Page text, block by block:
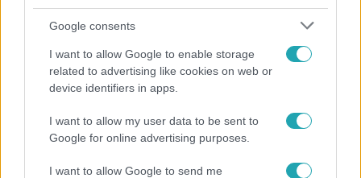
Google consents
I want to allow Google to enable storage
related to advertising like cookies on web or
device identifiers in apps.
I want to allow my user data to be sent to
Google for online advertising purposes.
I want to allow Google to send me
előtt vették észre, hogy már nem él